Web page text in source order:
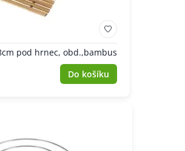
pod hrnec, obd.,bambus
Do košíku